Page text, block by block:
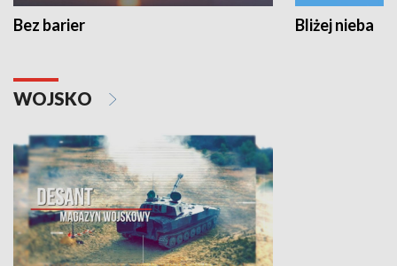
Bez barier Bliżej nieba
WOJSKO